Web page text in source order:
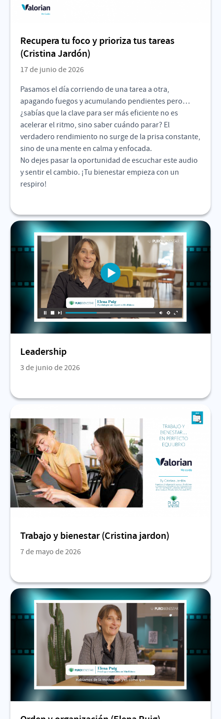
Recupera tu foco y prioriza tus tareas
(Cristina Jardón)
17 de junio de 2026
Pasamos el día corriendo de una tarea a otra,
apagando fuegos y acumulando pendientes pero…
¿sabías que la clave para ser más eficiente no es
acelerar el ritmo, sino saber cuándo parar? El
verdadero rendimiento no surge de la prisa constante,
sino de una mente en calma y enfocada.
No dejes pasar la oportunidad de escuchar este audio
y sentir el cambio. ¡Tu bienestar empieza con un
respiro!
Leadership
3 de junio de 2026
Trabajo y bienestar (Cristina jardon)
7 de mayo de 2026